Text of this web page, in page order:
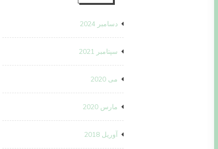
دسامبر 2024
سپتامبر 2021
می 2020
مارس 2020
آوریل 2018